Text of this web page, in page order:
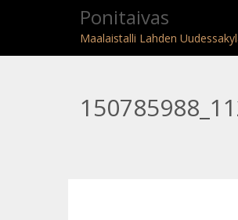
Ponitaivas
Maalaistalli Lahden